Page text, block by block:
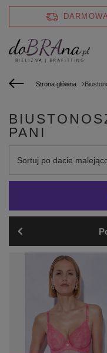
Strona główna
PANI
Zmień sortowanie
Sortuj po dacie